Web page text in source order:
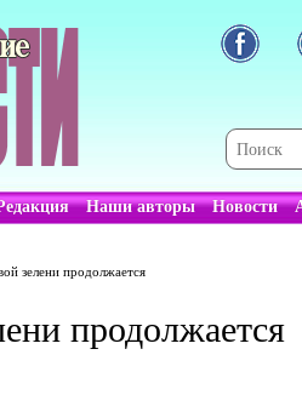
Наши авторы Новости
зелени продолжается
продолжается